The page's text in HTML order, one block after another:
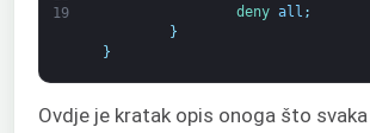
19
deny all ;
}
}
Ovdje je kratak opis onoga što